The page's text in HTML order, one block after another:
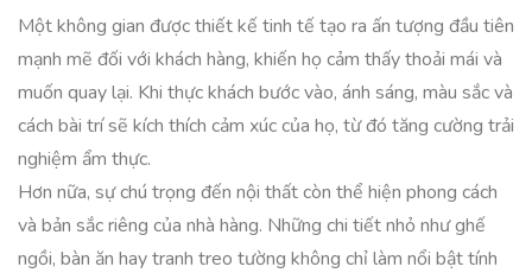
Một không gian được thiết kế tinh tế tạo ra ấn tượng đầu tiên
mạnh mẽ đối với khách hàng, khiến họ cảm thấy thoải mái và
muốn quay lại. Khi thực khách bước vào, ánh sáng, màu sắc và
cách bài trí sẽ kích thích cảm xúc của họ, từ đó tăng cường trải
nghiệm ẩm thực.
Hơn nữa, sự chú trọng đến nội thất còn thể hiện phong cách
và bản sắc riêng của nhà hàng. Những chi tiết nhỏ như ghế
ngồi, bàn ăn hay tranh treo tường không chỉ làm nổi bật tính